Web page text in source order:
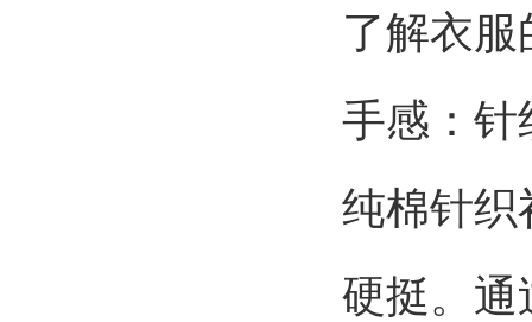
了解衣
手感：针
纯棉针织
硬挺。通